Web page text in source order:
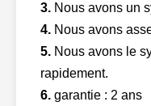
3. Nous avons un
4. Nous avons
5. Nous avons le
rapidement.
6. garantie : 2 ans